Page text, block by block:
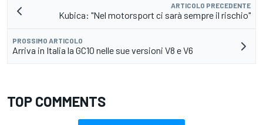
ARTICOLO PRECEDENTE
Kubica: "Nel motorsport ci sarà sempre il rischio"
PROSSIMO ARTICOLO
Arriva in Italia la GC10 nelle sue versioni V8 e V6
TOP COMMENTS